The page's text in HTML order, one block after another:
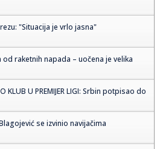
"Situacija je vrlo jasna"
raketnih napada – uočena je velika
KLUB U PREMIJER LIGI: Srbin potpisao do
se izvinio navijačima